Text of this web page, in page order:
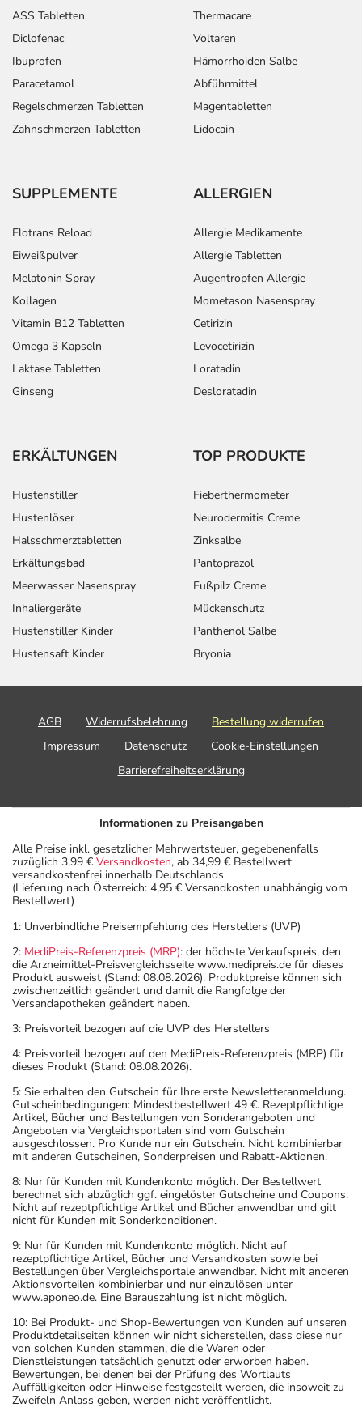
ASS Tabletten
Diclofenac
Ibuprofen
Paracetamol
Regelschmerzen Tabletten
Zahnschmerzen Tabletten
Thermacare
Voltaren
Hämorrhoiden Salbe
Abführmittel
Magentabletten
Lidocain
SUPPLEMENTE
Elotrans Reload
Eiweißpulver
Melatonin Spray
Kollagen
Vitamin B12 Tabletten
Omega 3 Kapseln
Laktase Tabletten
Ginseng
ALLERGIEN
Allergie Medikamente
Allergie Tabletten
Augentropfen Allergie
Mometason Nasenspray
Cetirizin
Levocetirizin
Loratadin
Desloratadin
ERKÄLTUNGEN
Hustenstiller
Hustenlöser
Halsschmerztabletten
Erkältungsbad
Meerwasser Nasenspray
Inhaliergeräte
Hustenstiller Kinder
Hustensaft Kinder
TOP PRODUKTE
Fieberthermometer
Neurodermitis Creme
Zinksalbe
Pantoprazol
Fußpilz Creme
Mückenschutz
Panthenol Salbe
Bryonia
AGB Widerrufsbelehrung
Bestellung widerrufen
Impressum
Datenschutz
Cookie-Einstellungen
Barrierefreiheitserklärung
Informationen zu Preisangaben
Alle Preise inkl. gesetzlicher Mehrwertsteuer, gegebenenfalls
zuzüglich 3,99 € Versandkosten, ab 34,99 € Bestellwert
versandkostenfrei innerhalb Deutschlands.
(Lieferung nach Österreich: 4,95 € Versandkosten unabhängig vom
Bestellwert)
1: Unverbindliche Preisempfehlung des Herstellers (UVP)
2: MediPreis-Referenzpreis (MRP): der höchste Verkaufspreis, den
die Arzneimittel-Preisvergleichsseite www.medipreis.de für dieses
Produkt ausweist (Stand: 08.08.2026). Produktpreise können sich
zwischenzeitlich geändert und damit die Rangfolge der
Versandapotheken geändert haben.
3: Preisvorteil bezogen auf die UVP des Herstellers
4: Preisvorteil bezogen auf den MediPreis-Referenzpreis (MRP) für
dieses Produkt (Stand: 08.08.2026).
5: Sie erhalten den Gutschein für Ihre erste Newsletteranmeldung.
Gutscheinbedingungen: Mindestbestellwert 49 €. Rezeptpflichtige
Artikel, Bücher und Bestellungen von Sonderangeboten und
Angeboten via Vergleichsportalen sind vom Gutschein
ausgeschlossen. Pro Kunde nur ein Gutschein. Nicht kombinierbar
mit anderen Gutscheinen, Sonderpreisen und Rabatt-Aktionen.
8: Nur für Kunden mit Kundenkonto möglich. Der Bestellwert
berechnet sich abzüglich ggf. eingelöster Gutscheine und Coupons.
Nicht auf rezeptpflichtige Artikel und Bücher anwendbar und gilt
nicht für Kunden mit Sonderkonditionen.
9: Nur für Kunden mit Kundenkonto möglich. Nicht auf
rezeptpflichtige Artikel, Bücher und Versandkosten sowie bei
Bestellungen über Vergleichsportale anwendbar. Nicht mit anderen
Aktionsvorteilen kombinierbar und nur einzulösen unter
www.aponeo.de. Eine Barauszahlung ist nicht möglich.
10: Bei Produkt- und Shop-Bewertungen von Kunden auf unseren
Produktdetailseiten können wir nicht sicherstellen, dass diese nur
von solchen Kunden stammen, die die Waren oder
Dienstleistungen tatsächlich genutzt oder erworben haben.
Bewertungen, bei denen bei der Prüfung des Wortlauts
Auffälligkeiten oder Hinweise festgestellt werden, die insoweit zu
Zweifeln Anlass geben, werden nicht veröffentlicht.